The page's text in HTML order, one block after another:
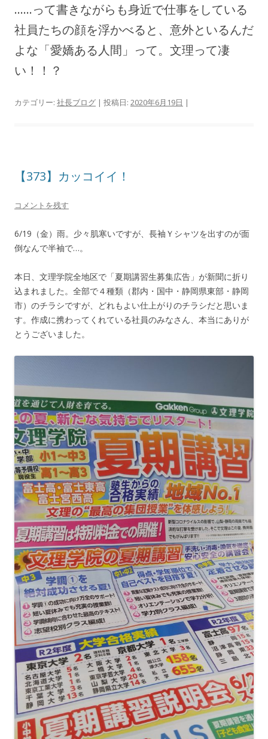
……って書きながらも身近で仕事をしている
社員たちの顔を浮かべると、意外といるんだ
よな「愛嬌ある人間」って。文理って凄
い！！？
カテゴリー: 社長ブログ | 投稿日: 2020年6月19日 |
【373】カッコイイ！
コメントを残す
6/19（金）雨。少々肌寒いですが、長袖Ｙシャツを出すのが面
倒なんで半袖で…。
本日、文理学院全地区で「夏期講習生募集広告」が新聞に折り
込まれました。全部で４種類（郡内・国中・静岡県東部・静岡
市）のチラシですが、どれもよい仕上がりのチラシだと思いま
す。作成に携わってくれている社員のみなさん、本当にありが
とうございました。